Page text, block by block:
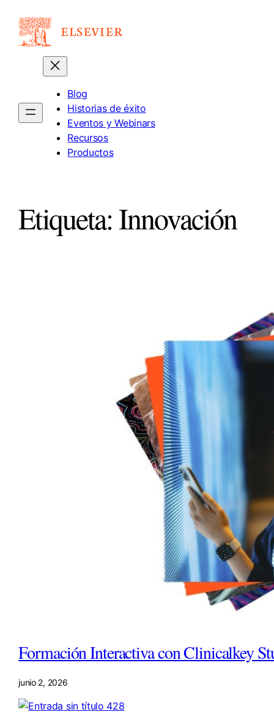
al
contenido
Blog
Historias de éxito
Eventos y Webinars
Recursos
Productos
Etiqueta:Innovación
Formación Interactiva con Clinicalkey
junio 2, 2026